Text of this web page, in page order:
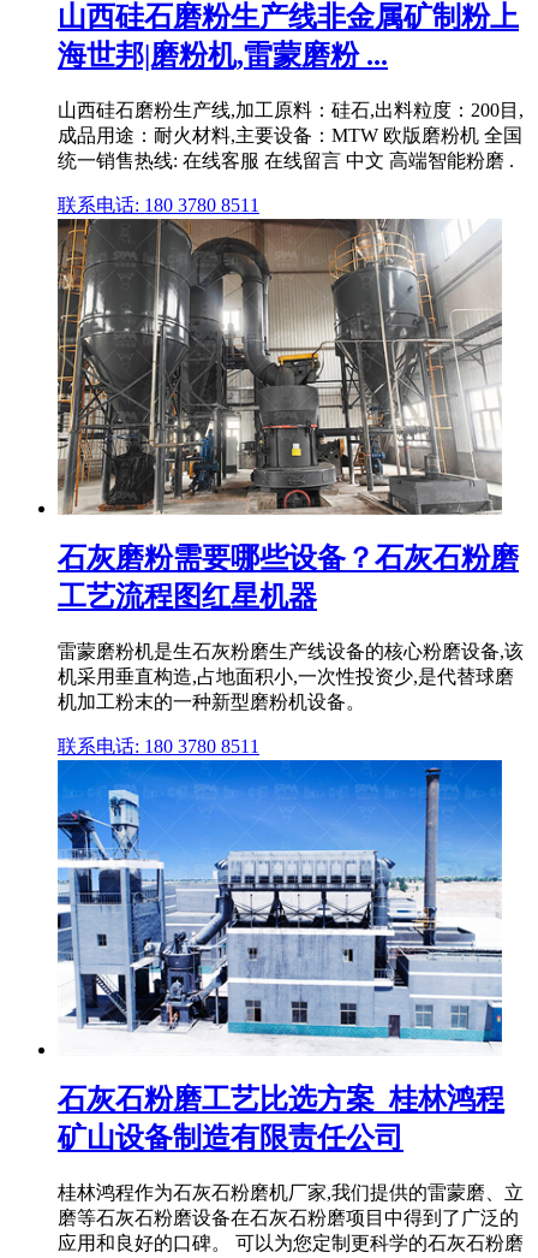
山西硅石磨粉生产线非金属矿制粉上
海世邦|磨粉机,雷蒙磨粉 ...
山西硅石磨粉生产线,加工原料：硅石,出料粒度：200目,
成品用途：耐火材料,主要设备：MTW 欧版磨粉机 全国
统一销售热线: 在线客服 在线留言 中文 高端智能粉磨 .
联系电话: 180 3780 8511
石灰磨粉需要哪些设备？石灰石粉磨
工艺流程图红星机器
雷蒙磨粉机是生石灰粉磨生产线设备的核心粉磨设备,该
机采用垂直构造,占地面积小,一次性投资少,是代替球磨
机加工粉末的一种新型磨粉机设备。
联系电话: 180 3780 8511
石灰石粉磨工艺比选方案_桂林鸿程
矿山设备制造有限责任公司
桂林鸿程作为石灰石粉磨机厂家,我们提供的雷蒙磨、立
磨等石灰石粉磨设备在石灰石粉磨项目中得到了广泛的
应用和良好的口碑。 可以为您定制更科学的石灰石粉磨